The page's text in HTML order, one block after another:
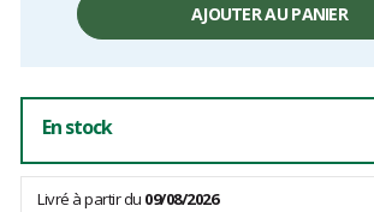
AJOUTER AU PANIER
En stock
Livré à partir du 09/08/2026